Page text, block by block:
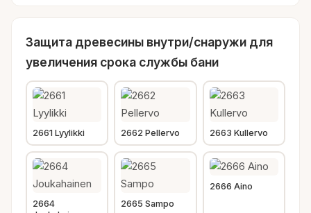
Защита древесины внутри/снаружи для
увеличения срока службы бани
2661 Lyylikki 2662 Pellervo 2663 Kullervo
2664
2665 Sampo
2666 Aino